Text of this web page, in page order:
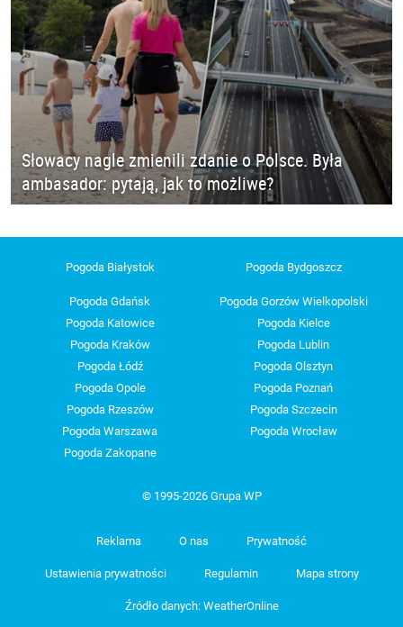
Słowacy nagle zmienili zdanie o Polsce. Była
ambasador: pytają, jak to możliwe?
Pogoda Białystok Pogoda Bydgoszcz
Pogoda Gdańsk
Pogoda Gorzów Wielkopolski
Pogoda Katowice
Pogoda Kielce
Pogoda Kraków
Pogoda Lublin
Pogoda Łódź
Pogoda Olsztyn
Pogoda Opole
Pogoda Poznań
Pogoda Rzeszów
Pogoda Szczecin
Pogoda Warszawa
Pogoda Wrocław
Pogoda Zakopane
© 1995-2026 Grupa WP
Reklama O nas Prywatność
Ustawienia prywatności Regulamin Mapa strony
Źródło danych: WeatherOnline